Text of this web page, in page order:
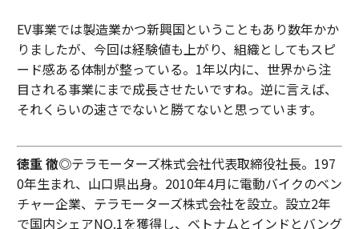
EV事業では製造業かつ新興国ということもあり数年かか
りましたが、今回は経験値も上がり、組織としてもスピ
ード感ある体制が整っている。1年以内に、世界から注
目される事業にまで成長させたいですね。逆に言えば、
それくらいの速さでないと勝てないと思っています。
徳重 徹◎テラモーターズ株式会社代表取締役社長。197
0年生まれ、山口県出身。2010年4月に電動バイクのベン
チャー企業、テラモーターズ株式会社を設立。設立2年
で国内シェアNO.1を獲得し、ベトナムとインドとバング